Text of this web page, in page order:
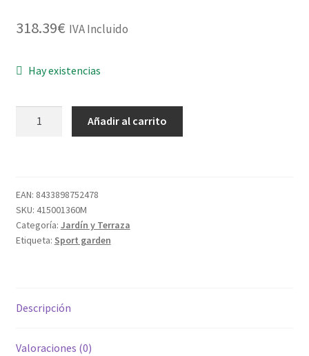
318.39€ IVA Incluido
Hay existencias
ESPADA
30CM
cantidad
Añadir al carrito
EAN: 8433898752478
SKU: 415001360M
Categoría: Jardín y Terraza
Etiqueta: Sport garden
Descripción
Valoraciones (0)